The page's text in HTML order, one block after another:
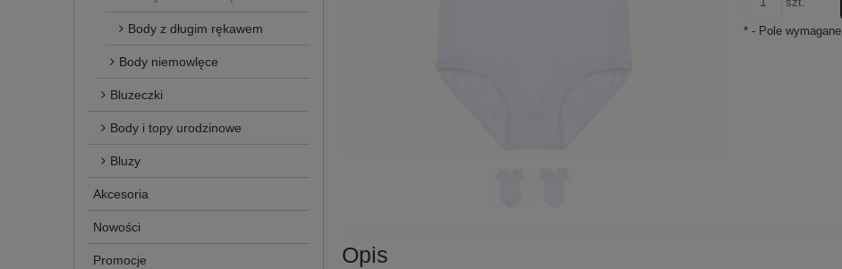
Body z długim rękawem
Body niemowlęce
Bluzeczki
Body i topy urodzinowe
Bluzy
Akcesoria
Nowości
Promocje
* - Pole wymagane
Opis